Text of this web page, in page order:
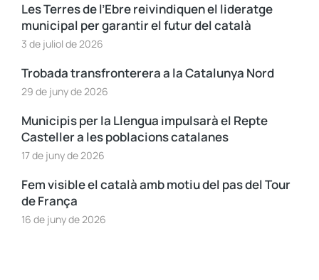
Les Terres de l’Ebre reivindiquen el lideratge
municipal per garantir el futur del català
3 de juliol de 2026
Trobada transfronterera a la Catalunya Nord
29 de juny de 2026
Municipis per la Llengua impulsarà el Repte
Casteller a les poblacions catalanes
17 de juny de 2026
Fem visible el català amb motiu del pas del Tour
de França
16 de juny de 2026